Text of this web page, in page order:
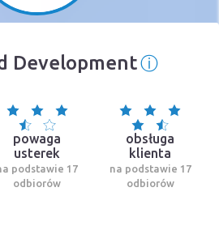
Developmentⓘ
powaga
usterek
podstawie 17
odbiorów
obsługa
klienta
na podstawie 17
odbiorów